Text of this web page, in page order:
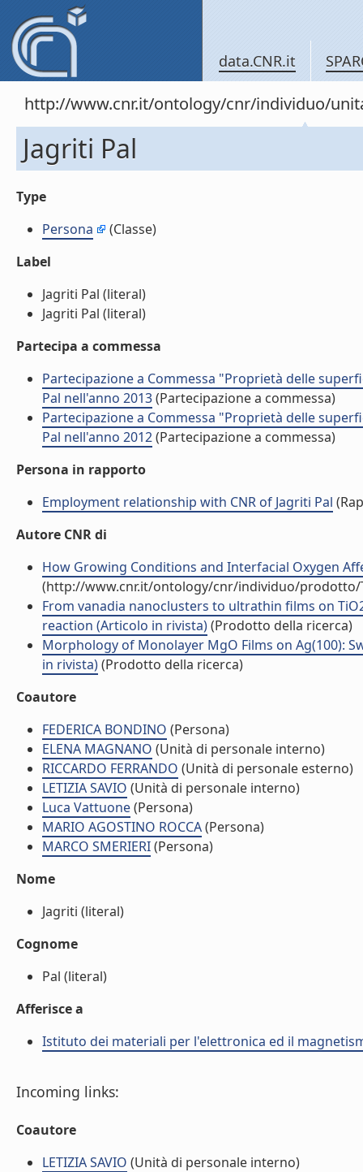
data.CNR.it
http://www.cnr.it/ontology/cnr/individuo/
Jagriti Pal
Type
Persona
(Classe)
Label
Jagriti Pal (literal)
Jagriti Pal (literal)
Partecipa a commessa
Partecipazione a Commessa "Proprietà delle
Pal nell'anno 2013(Partecipazione a commessa)
Partecipazione a Commessa "Proprietà delle
Pal nell'anno 2012(Partecipazione a commessa)
Persona in rapporto
Employment relationship with CNR of Jagriti Pal
Autore CNR di
How Growing Conditions and Interfacial Oxygen
(http://www.cnr.it/ontology/cnr/individuo/prodotto/
From vanadia nanoclusters to ultrathin films on
reaction (Articolo in rivista)(Prodotto della ricerca)
Morphology of Monolayer MgO Films on Ag(100):
in rivista)(Prodotto della ricerca)
Coautore
FEDERICA BONDINO (Persona)
ELENA MAGNANO (Unità di personale interno)
RICCARDO FERRANDO (Unità di personale esterno)
LETIZIA SAVIO (Unità di personale interno)
Luca Vattuone(Persona)
MARIO AGOSTINO ROCCA(Persona)
MARCO SMERIERI(Persona)
Nome
Jagriti (literal)
Cognome
Pal (literal)
Afferisce a
Istituto dei materiali per l'elettronica ed il
Incoming links:
Coautore
LETIZIA SAVIO (Unità di personale interno)